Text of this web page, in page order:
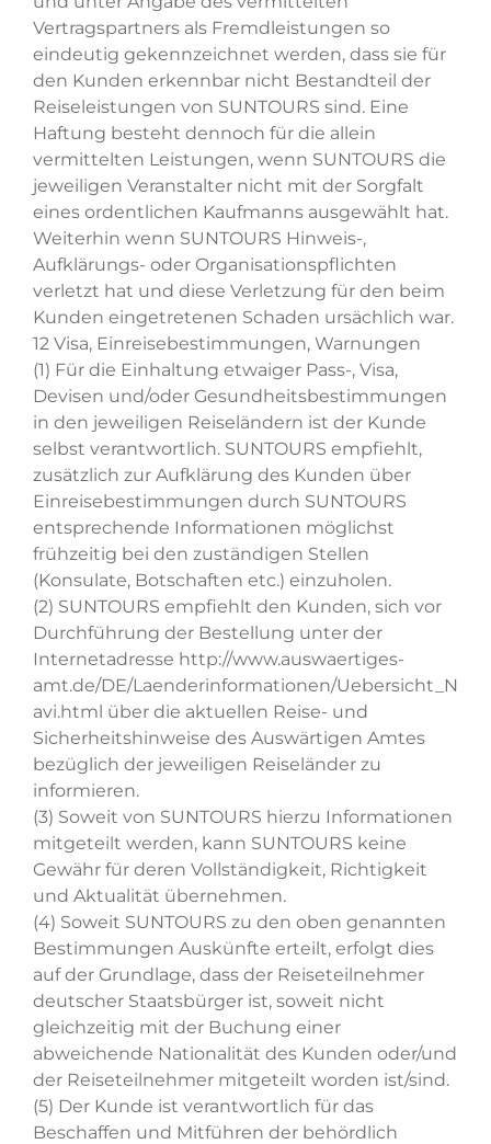
Vertragspartners als Fremdleistungen so
eindeutig gekennzeichnet werden, dass sie für
den Kunden erkennbar nicht Bestandteil der
Reiseleistungen von SUNTOURS sind. Eine
Haftung besteht dennoch für die allein
vermittelten Leistungen, wenn SUNTOURS die
jeweiligen Veranstalter nicht mit der Sorgfalt
eines ordentlichen Kaufmanns ausgewählt hat.
Weiterhin wenn SUNTOURS Hinweis-,
Aufklärungs- oder Organisationspflichten
verletzt hat und diese Verletzung für den beim
Kunden eingetretenen Schaden ursächlich war.
12 Visa, Einreisebestimmungen, Warnungen
(1) Für die Einhaltung etwaiger Pass-, Visa,
Devisen und/oder Gesundheitsbestimmungen
in den jeweiligen Reiseländern ist der Kunde
selbst verantwortlich. SUNTOURS empfiehlt,
zusätzlich zur Aufklärung des Kunden über
Einreisebestimmungen durch SUNTOURS
entsprechende Informationen möglichst
frühzeitig bei den zuständigen Stellen
(Konsulate, Botschaften etc.) einzuholen.
(2) SUNTOURS empfiehlt den Kunden, sich vor
Durchführung der Bestellung unter der
Internetadresse http://www.auswaertiges-
amt.de/DE/Laenderinformationen/Uebersicht_N
avi.html über die aktuellen Reise- und
Sicherheitshinweise des Auswärtigen Amtes
bezüglich der jeweiligen Reiseländer zu
informieren.
(3) Soweit von SUNTOURS hierzu Informationen
mitgeteilt werden, kann SUNTOURS keine
Gewähr für deren Vollständigkeit, Richtigkeit
und Aktualität übernehmen.
(4) Soweit SUNTOURS zu den oben genannten
Bestimmungen Auskünfte erteilt, erfolgt dies
auf der Grundlage, dass der Reiseteilnehmer
deutscher Staatsbürger ist, soweit nicht
gleichzeitig mit der Buchung einer
abweichende Nationalität des Kunden oder/und
der Reiseteilnehmer mitgeteilt worden ist/sind.
(5) Der Kunde ist verantwortlich für das
Beschaffen und Mitführen der behördlich